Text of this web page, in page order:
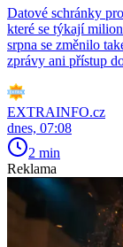
Datové schránky
které se týkají
srpna se změnilo
zprávy ani přístup
EXTRAINFO.cz
dnes, 07:08
2 min
Reklama